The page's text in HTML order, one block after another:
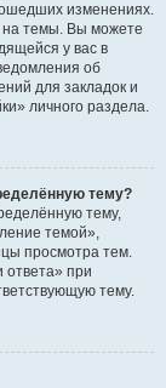
изменениях.
на темы. Вы можете
у вас в
об
для закладок и
личного раздела.
тему?
тему,
темой»,
просмотра тем.
ответа» при
тему.